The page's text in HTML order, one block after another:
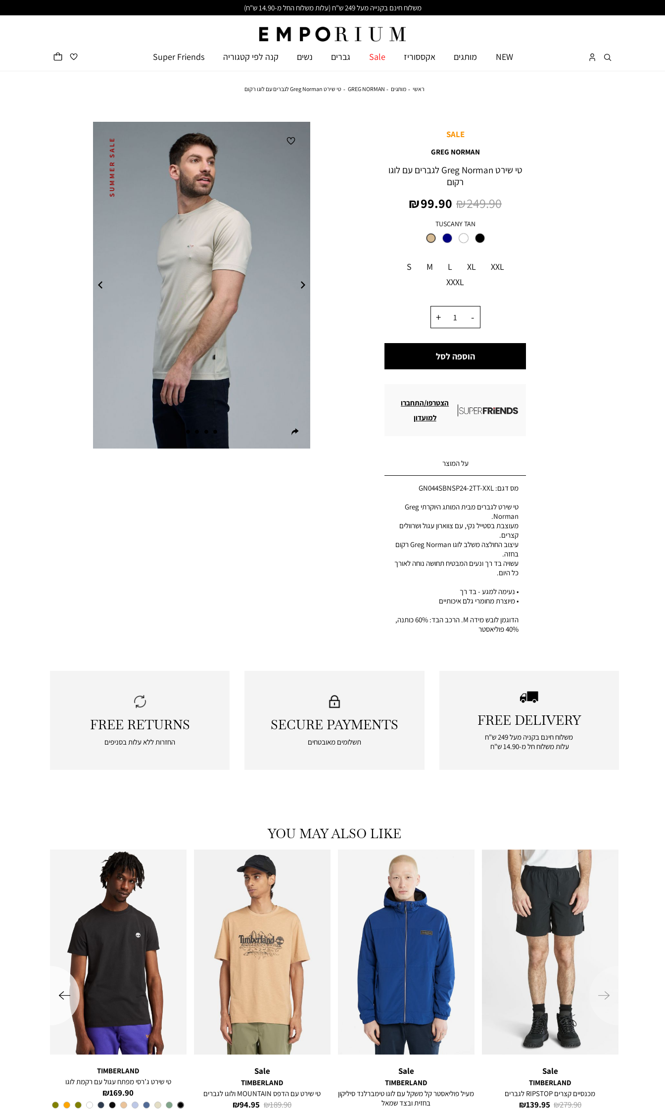
משלוח חינם בקנייה מעל 249 ש"ח (עלות משלוח החל מ-14.90 ש"ח)
NEW מותגים אקססוריז Sale גברים נשים קנה לפי קטגוריה Super Friends
ראשי מותגים GREG NORMAN טי שירט Greg Norman לגברים עם לוגו רקום
SUMMER SALE
SALE
GREG NORMAN
טי שירט Greg Norman לגברים עם לוגו
רקום
מחיר
מוצר
99.90 ₪
מחיר
249.90 ₪
צבע
TUSCANY TAN
S M L XL
XXL
XXXL
הוספה לסל
הצטרפו/התחברו
למועדון
על המוצר
מס דגם: GN044SBNSP24-2TT-XXL
טי שירט לגברים מבית המותג היוקרתי Greg
Norman.
מעוצבת בסטייל נקי, עם צווארון עגול ושרוולים
קצרים.
עיצוב החולצה משלב לוגו Greg Norman רקום
בחזה.
עשויה בד רך ונעים המבטיח תחושה נוחה לאורך
כל היום.
• נעימה למגע - בד רך
• מיוצרת מחומרי גלם איכותיים
הדוגמן לובש מידה M. הרכב הבד: 60% כותנה,
40% פוליאסטר
|
free
delivery
FREE DELIVERY
משלוח חינם בקניה מעל 249 ש"ח
עלות משלוח חל מ-14.90 ש"ח
|
payments
SECURE PAYMENTS
תשלומים מאובטחים
|
returns
FREE RETURNS
החזרות ללא עלות בסניפים
YOU MAY ALSO LIKE
ימינה
Sale
TIMBERLAND
מכנסיים קצרים RIPSTOP לגברים
מחיר
139.95 ₪
מחיר
279.90 ₪
Sale
TIMBERLAND
מעיל פוליאסטר קל משקל עם לוגו טימברלנד סיליקון
בחזית ובצד שמאל
Sale
TIMBERLAND
טי שירט עם הדפס MOUNTAIN ולוגו לגברים
מחיר
94.95 ₪
מחיר
189.90 ₪
TIMBERLAND
טי שירט ג’רסי מפתח עגול עם רקמת לוגו
מחיר
מוצר
169.90 ₪
צבע
Black
שמאלה